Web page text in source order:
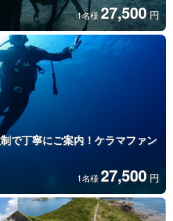
1名様27,500 円
で丁寧にご案内！ケラマファン
1名様27,500 円